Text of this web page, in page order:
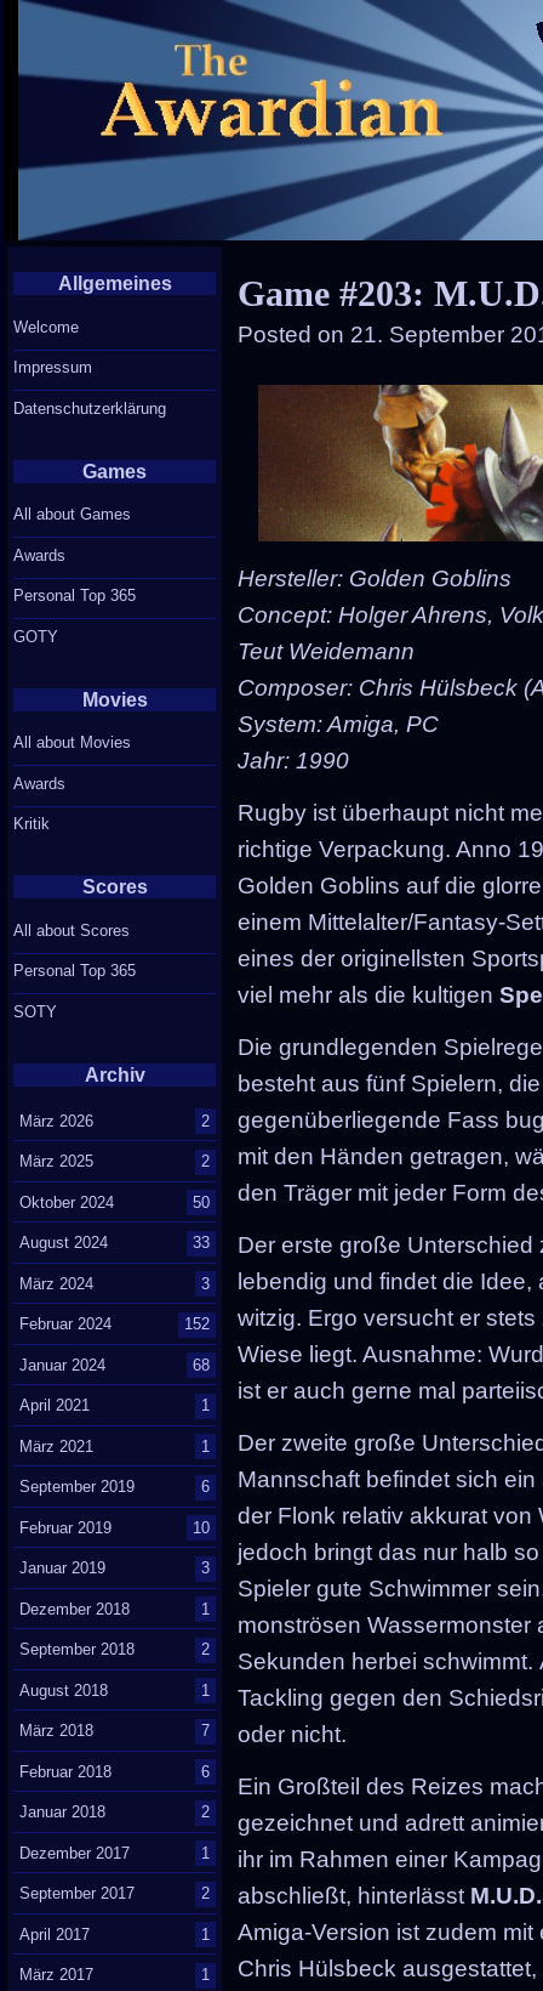
Game #203:
Posted on 21. September
Hersteller: Golden Goblins
Concept: Holger Ahrens,
Teut Weidemann
Composer: Chris Hülsbeck
System: Amiga, PC
Jahr: 1990
Rugby ist überhaupt nicht
richtige Verpackung. Anno
Golden Goblins auf die
einem Mittelalter/Fantasy-
eines der originellsten
viel mehr als die kultigen
Die grundlegenden
besteht aus fünf Spielern,
gegenüberliegende Fass
mit den Händen getragen,
den Träger mit jeder Form
Der erste große
lebendig und findet die
witzig. Ergo versucht er
Wiese liegt. Ausnahme:
ist er auch gerne mal
Der zweite große
Mannschaft befindet sich
der Flonk relativ akkurat
jedoch bringt das nur halb
Spieler gute Schwimmer
monströsen
Sekunden herbei
Tackling gegen den
oder nicht.
Ein Großteil des Reizes
gezeichnet und adrett
ihr im Rahmen einer
abschließt, hinterlässt
Amiga-Version ist zudem
Chris Hülsbeck
Allgemeines
Welcome
Impressum
Datenschutzerklärung
Games
All about Games
Awards
Personal Top 365
GOTY
Movies
All about Movies
Awards
Kritik
Scores
All about Scores
Personal Top 365
SOTY
Archiv
März 2026 2
März 2025 2
Oktober 2024 50
August 2024 33
März 2024 3
Februar 2024 152
Januar 2024 68
April 2021 1
März 2021 1
September 2019 6
Februar 2019 10
Januar 2019 3
Dezember 2018 1
September 2018 2
August 2018 1
März 2018 7
Februar 2018 6
Januar 2018 2
Dezember 2017 1
September 2017 2
April 2017 1
März 2017 1